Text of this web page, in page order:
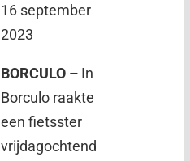
16 september
2023
BORCULO – In
Borculo raakte
een fietsster
vrijdagochtend